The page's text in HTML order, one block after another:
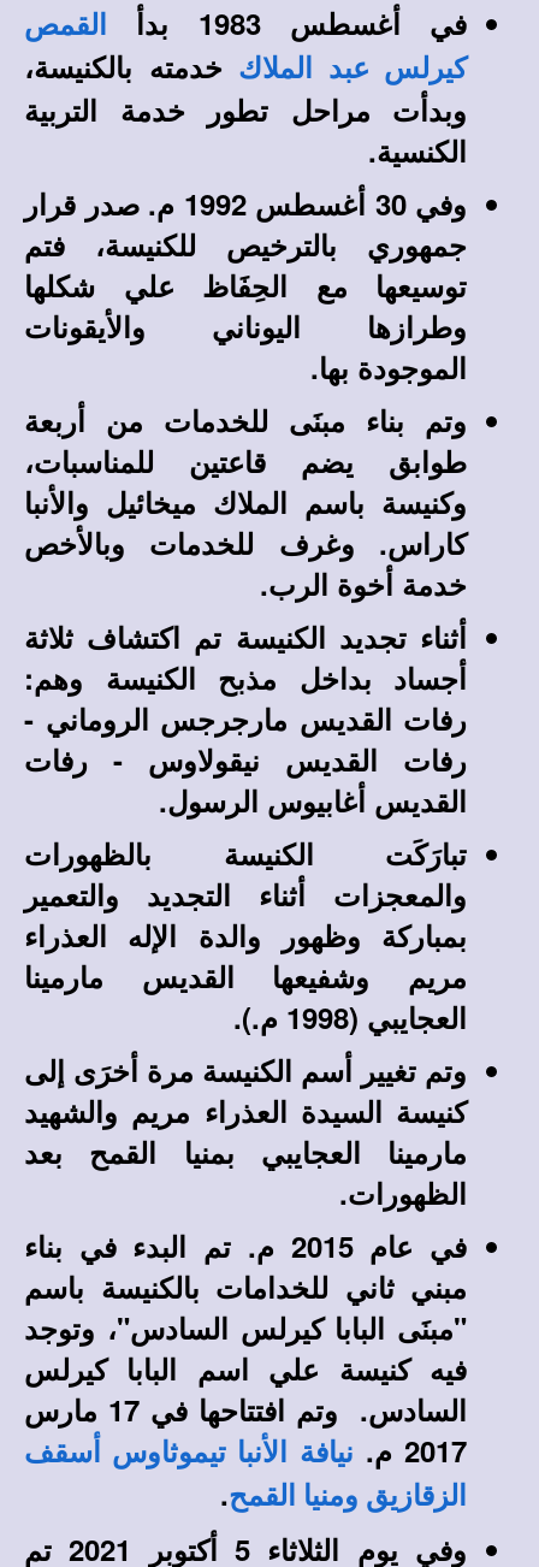
في أغسطس 1983 بدأ
القمص
كيرلس عبد الملاك خدمته بالكنيسة،
وبدأت مراحل تطور خدمة التربية
الكنسية.
وفي 30 أغسطس 1992 م. صدر قرار
جمهوري بالترخيص للكنيسة، فتم
توسيعها مع الحِفَاظ علي شكلها
وطرازها اليوناني والأيقونات
الموجودة بها.
وتم بناء مبنَى للخدمات من أربعة
طوابق يضم قاعتين للمناسبات،
وكنيسة باسم الملاك ميخائيل والأنبا
كاراس. وغرف للخدمات وبالأخص
خدمة أخوة الرب.
أثناء تجديد الكنيسة تم اكتشاف ثلاثة
أجساد بداخل مذبح الكنيسة وهم:
رفات القديس مارجرجس الروماني -
رفات القديس نيقولاوس - رفات
القديس أغابيوس الرسول.
تبارَكَت الكنيسة بالظهورات
والمعجزات أثناء التجديد والتعمير
بمباركة وظهور والدة الإله العذراء
مريم وشفيعها القديس مارمينا
العجايبي (1998 م.).
وتم تغيير أسم الكنيسة مرة أخرَى إلى
كنيسة السيدة العذراء مريم والشهيد
مارمينا العجايبي بمنيا القمح بعد
الظهورات.
في عام 2015 م. تم البدء في بناء
مبني ثاني للخدامات بالكنيسة باسم
"مبنَى البابا كيرلس السادس"، وتوجد
فيه كنيسة علي اسم البابا كيرلس
السادس. وتم افتتاحها في 17 مارس
2017 م.
نيافة الأنبا تيموثاوس أسقف
الزقازيق ومنيا القمح.
وفي يوم الثلاثاء 5 أكتوبر 2021 تم